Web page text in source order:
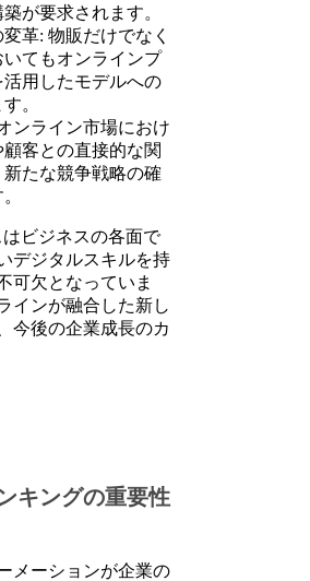
が要求されます。
革: 物販だけでなく
てもオンラインプ
用したモデルへの
。
ンライン市場におけ
客との直接的な関
たな競争戦略の確
ビジネスの各面で
デジタルスキルを持
可欠となっていま
インが融合した新し
今後の企業成長のカ
キングの重要性
メーションが企業の